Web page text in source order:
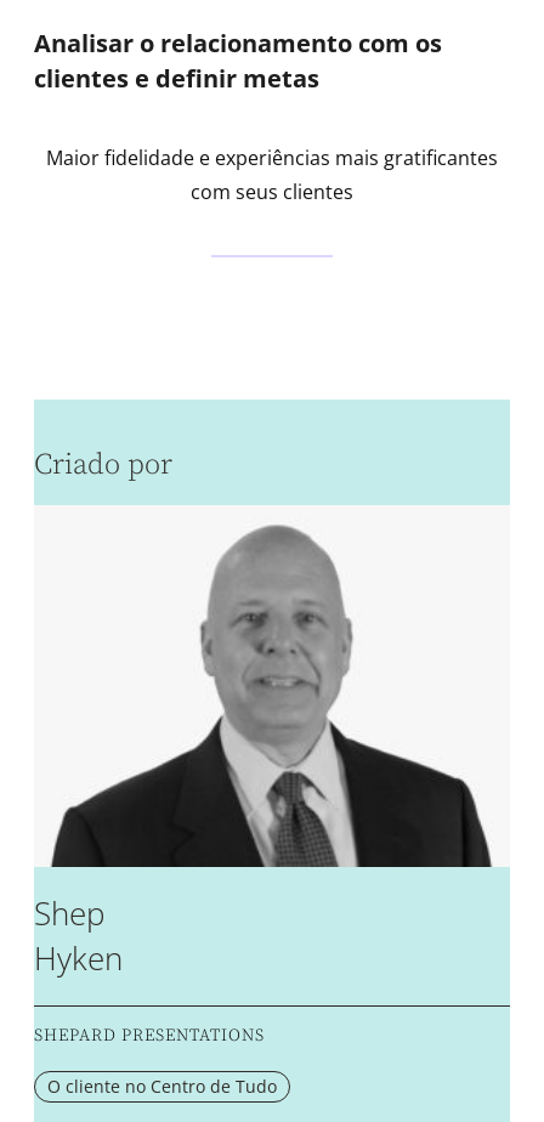
Analisar o relacionamento com os
clientes e definir metas
Maior fidelidade e experiências mais gratificantes
com seus clientes
Criado por
Shep
Hyken
SHEPARD PRESENTATIONS
O cliente no Centro de Tudo